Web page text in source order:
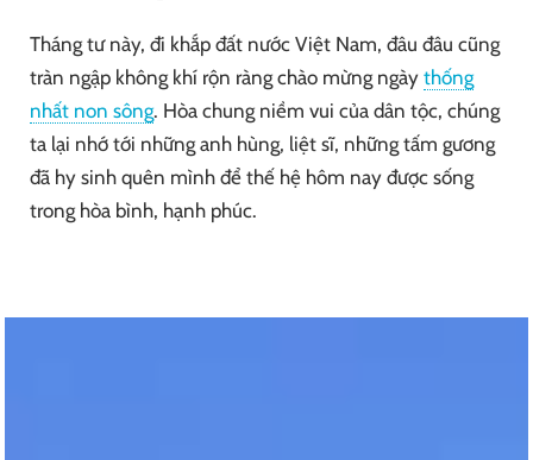
Tháng tư này, đi khắp đất nước Việt Nam, đâu đâu cũng
tràn ngập không khí rộn ràng chào mừng ngày thống
nhất non sông. Hòa chung niềm vui của dân tộc, chúng
ta lại nhớ tới những anh hùng, liệt sĩ, những tấm gương
đã hy sinh quên mình để thế hệ hôm nay được sống
trong hòa bình, hạnh phúc.